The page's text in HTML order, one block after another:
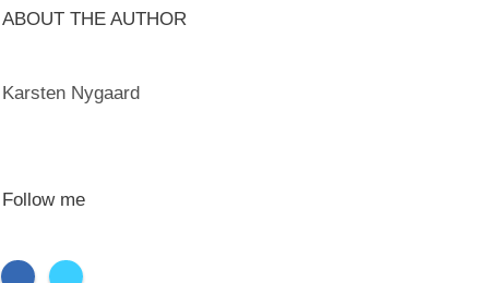
ABOUT THE AUTHOR
Karsten Nygaard
Follow me